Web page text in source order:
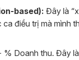
based): Đây là
điều trị mà mình
% Doanh thu. Đây